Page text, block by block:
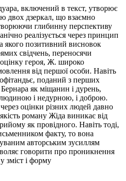
включений в текст, утворює
двох дзеркал, що взаємно
глибинну перспективу
реалізується через принцип
якого позитивний висновок
свідчень, переносячи
героя, Ж. широко
від першої особи. Навіть
поданий з перших
Бернара як міщанин і дурень,
і недурною, і доброю.
оцінки різних людей давно
роману Жіда виникає від
як провідного. Навіть тоді,
факту, то вона
авторським зусиллям
говорити про проникнення
зміст і форму